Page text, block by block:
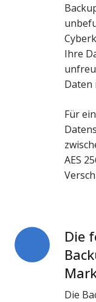
Ihre
Daten
Für
AES
Die
Die
Die
fortschrittlichste
Backup-